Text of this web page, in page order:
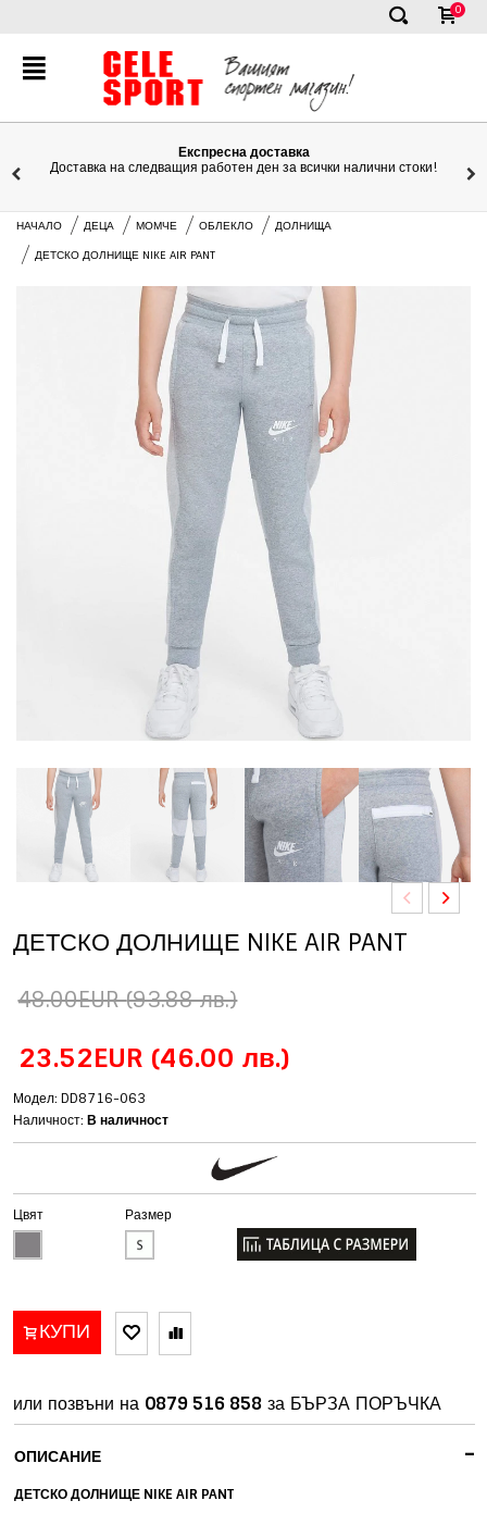
✕
0
Експресна доставка
Доставка на следващия работен ден за всички налични стоки!
НАЧАЛО ДЕЦА МОМЧЕ ОБЛЕКЛО ДОЛНИЩА
ДЕТСКО ДОЛНИЩЕ NIKE AIR PANT
ДЕТСКО ДОЛНИЩЕ NIKE AIR PANT
48.00EUR(93.88 лв.)
23.52EUR (46.00 лв.)
Модел: DD8716-063
Наличност:В наличност
Цвят Размер
КУПИ
или позвъни на 0879 516 858 за БЪРЗА ПОРЪЧКА
-
ОПИСАНИЕ
ДЕТСКО ДОЛНИЩЕ NIKE AIR PANT